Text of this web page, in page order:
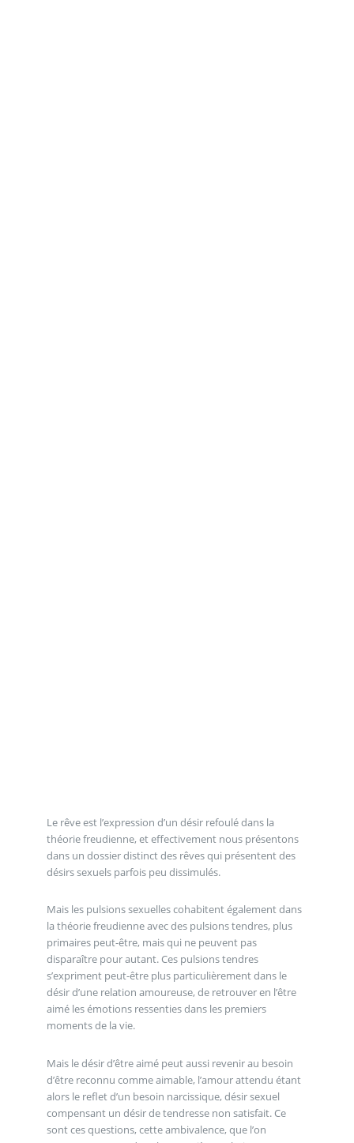
Le rêve est l’expression d’un désir refoulé dans la
théorie freudienne, et effectivement nous présentons
dans un dossier distinct des rêves qui présentent des
désirs sexuels parfois peu dissimulés.
Mais les pulsions sexuelles cohabitent également dans
la théorie freudienne avec des pulsions tendres, plus
primaires peut-être, mais qui ne peuvent pas
disparaître pour autant. Ces pulsions tendres
s’expriment peut-être plus particulièrement dans le
désir d’une relation amoureuse, de retrouver en l’être
aimé les émotions ressenties dans les premiers
moments de la vie.
Mais le désir d’être aimé peut aussi revenir au besoin
d’être reconnu comme aimable, l’amour attendu étant
alors le reflet d’un besoin narcissique, désir sexuel
compensant un désir de tendresse non satisfait. Ce
sont ces questions, cette ambivalence, que l’on